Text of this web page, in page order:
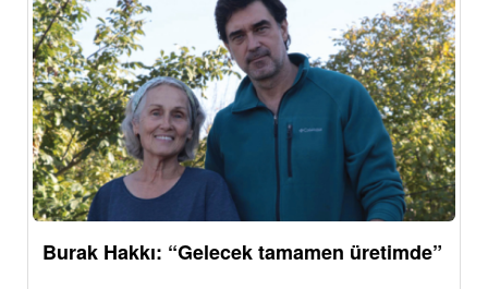
Burak Hakkı: “Gelecek tamamen üretimde”